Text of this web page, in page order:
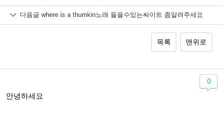
다음글 where is a thumkin노래 들을수있는싸이트 좀알려주세요
목록 맨위로
안녕하세요
0